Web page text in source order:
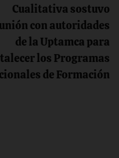
Cualitativa sostuvo
con autoridades
de la Uptamca para
los Programas
de Formación